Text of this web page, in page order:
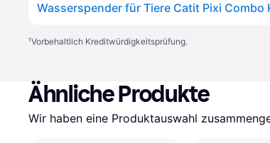
Wasserspender für Tiere Catit Pixi Combo
¹Vorbehaltlich Kreditwürdigkeitsprüfung.
Ähnliche Produkte
Wir haben eine Produktauswahl